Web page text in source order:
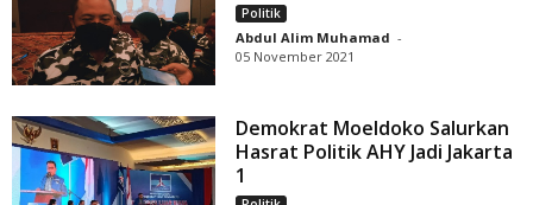
Politik
Abdul Alim Muhamad -
05 November 2021
Demokrat Moeldoko Salurkan
Hasrat Politik AHY Jadi Jakarta
1